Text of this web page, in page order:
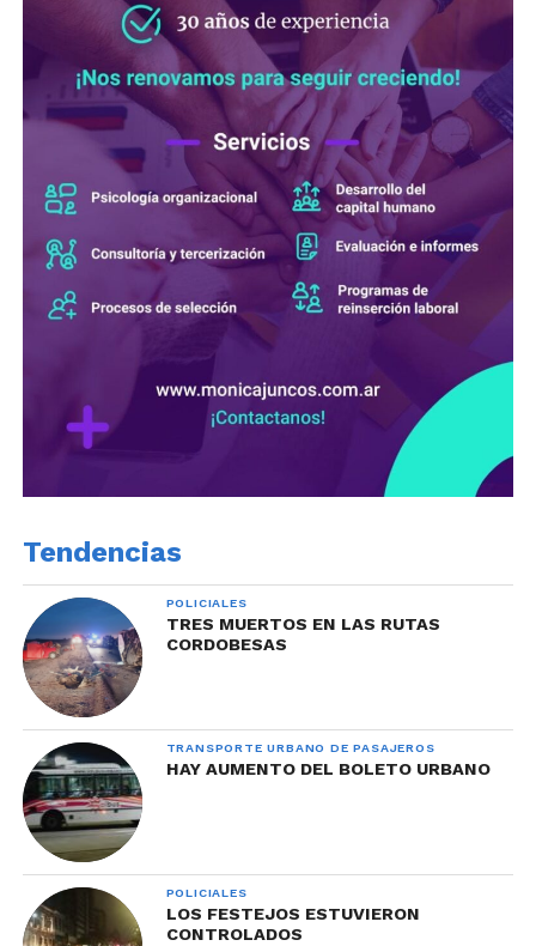
Tendencias
POLICIALES
TRES MUERTOS EN LAS RUTAS
CORDOBESAS
TRANSPORTE URBANO DE PASAJEROS
HAY AUMENTO DEL BOLETO URBANO
POLICIALES
LOS FESTEJOS ESTUVIERON
CONTROLADOS